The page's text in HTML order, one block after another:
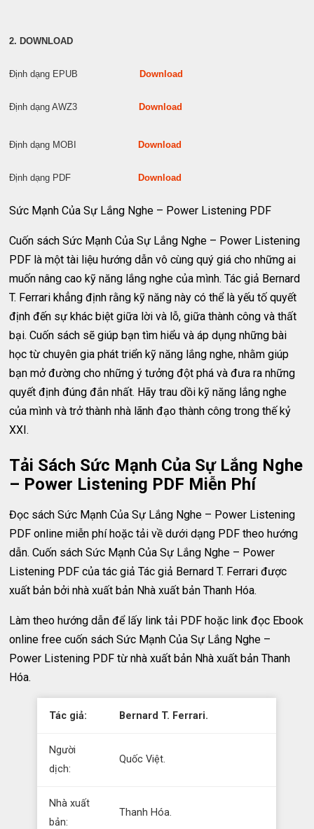
2. DOWNLOAD
Định dạng EPUB Download
Định dạng AWZ3 Download
Định dạng MOBI Download
Định dạng PDF Download
Sức Mạnh Của Sự Lắng Nghe – Power Listening PDF
Cuốn sách Sức Mạnh Của Sự Lắng Nghe – Power Listening
PDF là một tài liệu hướng dẫn vô cùng quý giá cho những ai
muốn nâng cao kỹ năng lắng nghe của mình. Tác giả Bernard
T. Ferrari khẳng định rằng kỹ năng này có thể là yếu tố quyết
định đến sự khác biệt giữa lời và lỗ, giữa thành công và thất
bại. Cuốn sách sẽ giúp bạn tìm hiểu và áp dụng những bài
học từ chuyên gia phát triển kỹ năng lắng nghe, nhằm giúp
bạn mở đường cho những ý tưởng đột phá và đưa ra những
quyết định đúng đắn nhất. Hãy trau dồi kỹ năng lắng nghe
của mình và trở thành nhà lãnh đạo thành công trong thế kỷ
XXI.
Tải Sách Sức Mạnh Của Sự Lắng Nghe
– Power Listening PDF Miễn Phí
Đọc sách Sức Mạnh Của Sự Lắng Nghe – Power Listening
PDF online miễn phí hoặc tải về dưới dạng PDF theo hướng
dẫn. Cuốn sách Sức Mạnh Của Sự Lắng Nghe – Power
Listening PDF của tác giả Tác giả Bernard T. Ferrari được
xuất bản bởi nhà xuất bản Nhà xuất bản Thanh Hóa.
Làm theo hướng dẫn để lấy link tải PDF hoặc link đọc Ebook
online free cuốn sách Sức Mạnh Của Sự Lắng Nghe –
Power Listening PDF từ nhà xuất bản Nhà xuất bản Thanh
Hóa.
Tác giả: Bernard T. Ferrari.
Người
dịch:
Quốc Việt.
Nhà xuất
bản:
Thanh Hóa.